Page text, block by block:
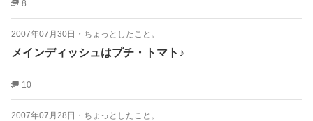
8
2007年07月30日 ・ ちょっとしたこと。
メインディッシュはプチ・トマト♪
10
2007年07月28日 ・ ちょっとしたこと。